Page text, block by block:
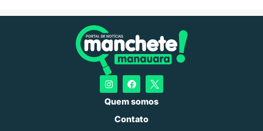
Quem somos
Contato